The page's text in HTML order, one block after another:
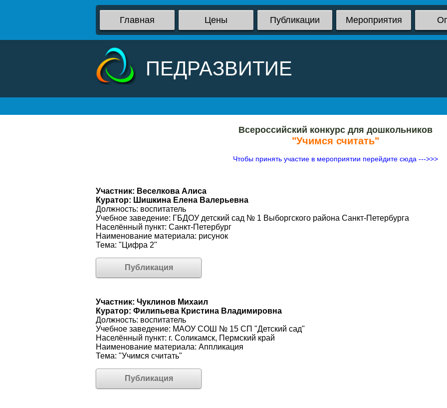
Главная Цены Публикации Мероприятия
ПЕДРАЗВИТИЕ
Всероссийский конкурс для дошкольников
"Учимся считать"
Чтобы принять участие в мероприятии перейдите сюда --->>>
Участник: Веселкова Алиса
Куратор: Шишкина Елена Валерьевна
Должность: воспитатель
Учебное заведение: ГБДОУ детский сад № 1 Выборгского района Санкт-Петербурга
Населённый пункт: Санкт-Петербург
Наименование материала: рисунок
Тема: "Цифра 2"
Публикация
Участник: Чуклинов Михаил
Куратор: Филипьева Кристина Владимировна
Должность: воспитатель
Учебное заведение: МАОУ СОШ № 15 СП "Детский сад"
Населённый пункт: г. Соликамск, Пермский край
Наименование материала: Аппликация
Тема: "Учимся считать"
Публикация